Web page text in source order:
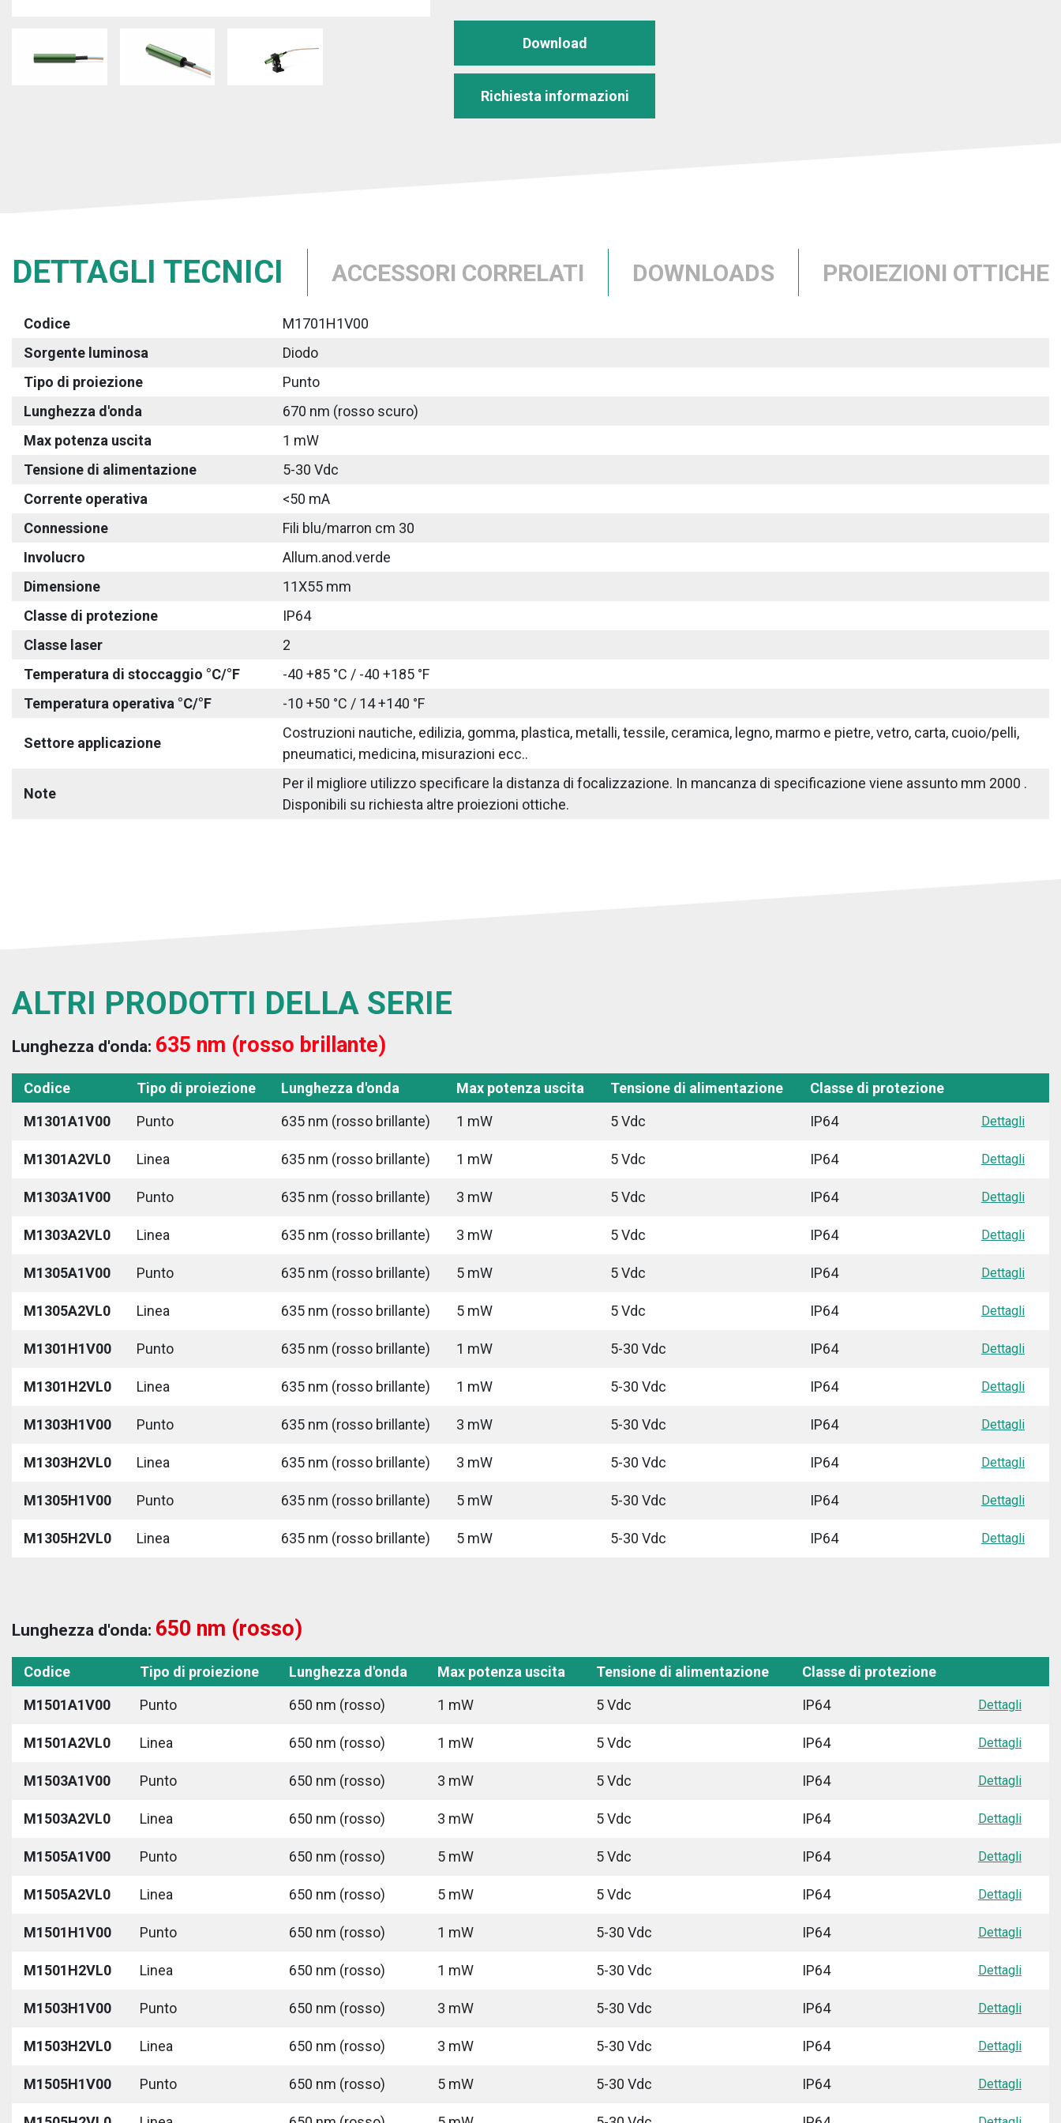
Download
Richiesta informazioni
DETTAGLI TECNICI ACCESSORI CORRELATI DOWNLOADS PROIEZIONI OTTICHE
Codice
M1701H1V00
Sorgente luminosa
Diodo
Tipo di proiezione
Punto
Lunghezza d'onda
670 nm (rosso scuro)
Max potenza uscita
1 mW
Tensione di alimentazione
5-30 Vdc
Corrente operativa
<50 mA
Connessione
Fili blu/marron cm 30
Involucro
Allum.anod.verde
Dimensione
11X55 mm
Classe di protezione
IP64
Classe laser
2
Temperatura di stoccaggio °C/°F
-40 +85 °C / -40 +185 °F
Temperatura operativa °C/°F
-10 +50 °C / 14 +140 °F
Settore applicazione
Costruzioni nautiche, edilizia, gomma, plastica, metalli, tessile, ceramica, legno, marmo e pietre, vetro, carta, cuoio/pelli,
pneumatici, medicina, misurazioni ecc..
Note
Per il migliore utilizzo specificare la distanza di focalizzazione. In mancanza di specificazione viene assunto mm 2000 .
Disponibili su richiesta altre proiezioni ottiche.
ALTRI PRODOTTI DELLA SERIE
Lunghezza d'onda: 635 nm (rosso brillante)
Codice Tipo di proiezione Lunghezza d'onda Max potenza uscita Tensione di alimentazione
Classe di protezione
M1301A1V00
Punto 635 nm (rosso brillante) 1 mW 5 Vdc IP64 Dettagli
M1301A2VL0 Linea 635 nm (rosso brillante) 1 mW 5 Vdc IP64 Dettagli
M1303A1V00 Punto 635 nm (rosso brillante) 3 mW 5 Vdc IP64 Dettagli
M1303A2VL0 Linea 635 nm (rosso brillante) 3 mW 5 Vdc IP64 Dettagli
M1305A1V00 Punto 635 nm (rosso brillante) 5 mW 5 Vdc IP64 Dettagli
M1305A2VL0 Linea 635 nm (rosso brillante) 5 mW 5 Vdc IP64 Dettagli
M1301H1V00 Punto 635 nm (rosso brillante) 1 mW 5-30 Vdc IP64 Dettagli
M1301H2VL0 Linea 635 nm (rosso brillante) 1 mW 5-30 Vdc IP64 Dettagli
M1303H1V00 Punto 635 nm (rosso brillante) 3 mW 5-30 Vdc IP64 Dettagli
M1303H2VL0 Linea 635 nm (rosso brillante) 3 mW 5-30 Vdc IP64 Dettagli
M1305H1V00 Punto 635 nm (rosso brillante) 5 mW 5-30 Vdc IP64 Dettagli
M1305H2VL0 Linea 635 nm (rosso brillante) 5 mW 5-30 Vdc IP64 Dettagli
Lunghezza d'onda: 650 nm (rosso)
Codice Tipo di proiezione Lunghezza d'onda Max potenza uscita Tensione di alimentazione
Classe di protezione
M1501A1V00
Punto 650 nm (rosso) 1 mW 5 Vdc IP64 Dettagli
M1501A2VL0 Linea 650 nm (rosso) 1 mW 5 Vdc IP64 Dettagli
M1503A1V00 Punto 650 nm (rosso) 3 mW 5 Vdc IP64 Dettagli
M1503A2VL0 Linea 650 nm (rosso) 3 mW 5 Vdc IP64 Dettagli
M1505A1V00 Punto 650 nm (rosso) 5 mW 5 Vdc IP64 Dettagli
M1505A2VL0 Linea 650 nm (rosso) 5 mW 5 Vdc IP64 Dettagli
M1501H1V00 Punto 650 nm (rosso) 1 mW 5-30 Vdc IP64 Dettagli
M1501H2VL0 Linea 650 nm (rosso) 1 mW 5-30 Vdc IP64 Dettagli
M1503H1V00 Punto 650 nm (rosso) 3 mW 5-30 Vdc IP64 Dettagli
M1503H2VL0 Linea 650 nm (rosso) 3 mW 5-30 Vdc IP64 Dettagli
M1505H1V00 Punto 650 nm (rosso) 5 mW 5-30 Vdc IP64 Dettagli